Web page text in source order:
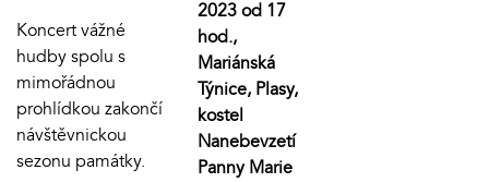
Koncert vážné
hudby spolu s
mimořádnou
prohlídkou zakončí
návštěvnickou
sezonu památky.
2023 od 17
hod.,
Mariánská
Týnice, Plasy,
kostel
Nanebevzetí
Panny Marie